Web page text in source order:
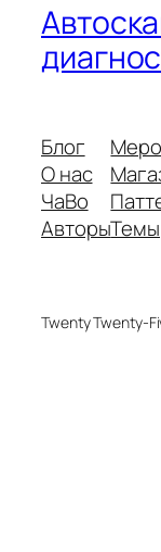
Блог
О нас
ЧаВо
АвторыТемы
Twenty Twenty-